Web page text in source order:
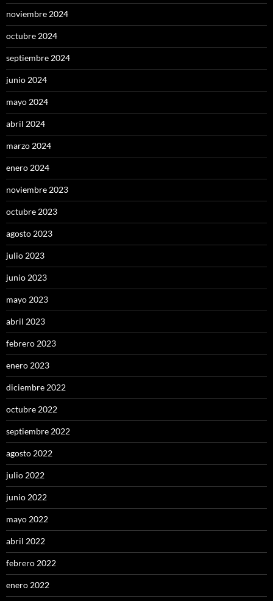
noviembre 2024
octubre 2024
septiembre 2024
junio 2024
mayo 2024
abril 2024
marzo 2024
enero 2024
noviembre 2023
octubre 2023
agosto 2023
julio 2023
junio 2023
mayo 2023
abril 2023
febrero 2023
enero 2023
diciembre 2022
octubre 2022
septiembre 2022
agosto 2022
julio 2022
junio 2022
mayo 2022
abril 2022
febrero 2022
enero 2022